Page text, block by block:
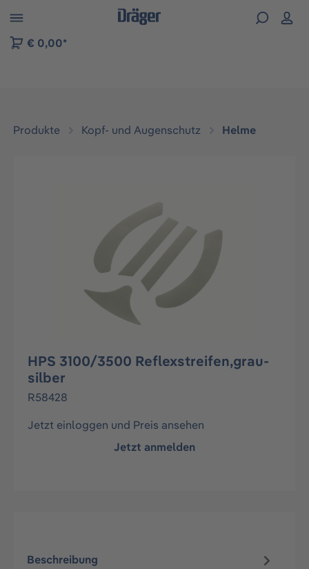
der B2B-Plattform springen
€ 0,00*
Produkte Kopf- und Augenschutz Helme
HPS 3100/3500 Reflexstreifen,grau-
silber
R58428
Jetzt einloggen und Preis ansehen
Jetzt anmelden
Beschreibung